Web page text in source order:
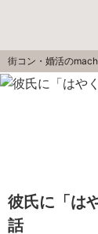
街コン・婚活の
彼氏に「は
話